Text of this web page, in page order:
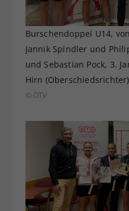
Burschendoppel U14,
Jannik Spindler und
und Sebastian Pock, 3.
Hirn
© ÖTV